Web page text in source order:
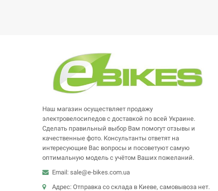
Наш магазин осуществляет продажу
электровелосипедов с доставкой по всей Украине.
Сделать правильный выбор Вам помогут отзывы и
качественные фото. Консультанты ответят на
интересующие Вас вопросы и посоветуют самую
оптимальную модель с учётом Ваших пожеланий.
Email: sale@e-bikes.com.ua
Адрес: Отправка со склада в Киеве, самовывоза нет.